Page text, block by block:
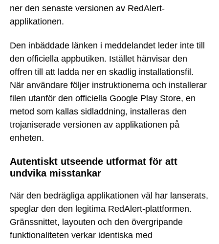
ner den senaste versionen av RedAlert-
applikationen.
Den inbäddade länken i meddelandet leder inte till
den officiella appbutiken. Istället hänvisar den
offren till att ladda ner en skadlig installationsfil.
När användare följer instruktionerna och installerar
filen utanför den officiella Google Play Store, en
metod som kallas sidladdning, installeras den
trojaniserade versionen av applikationen på
enheten.
Autentiskt utseende utformat för att
undvika misstankar
När den bedrägliga applikationen väl har lanserats,
speglar den den legitima RedAlert-plattformen.
Gränssnittet, layouten och den övergripande
funktionaliteten verkar identiska med